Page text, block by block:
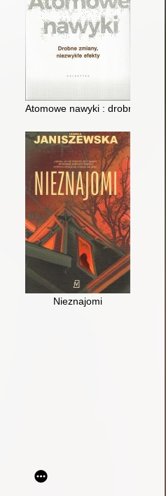
Atomowe nawyki : drobne
20 lat później
Nieznajomi